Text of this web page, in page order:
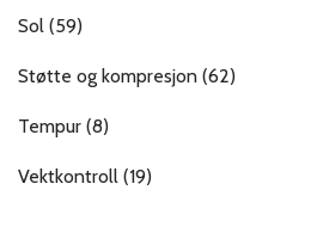
Sol (59)
Støtte og kompresjon (62)
Tempur (8)
Vektkontroll (19)